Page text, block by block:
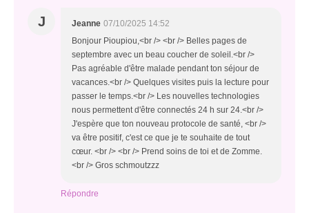
J Jeanne 07/10/2025 14:52
Bonjour Pioupiou,<br /> <br /> Belles pages de
septembre avec un beau coucher de soleil.<br />
Pas agréable d'être malade pendant ton séjour de
vacances.<br /> Quelques visites puis la lecture pour
passer le temps.<br /> Les nouvelles technologies
nous permettent d'être connectés 24 h sur 24.<br />
J'espère que ton nouveau protocole de santé, <br />
va être positif, c'est ce que je te souhaite de tout
cœur. <br /> <br /> Prend soins de toi et de Zomme.
<br /> Gros schmoutzzz
Répondre